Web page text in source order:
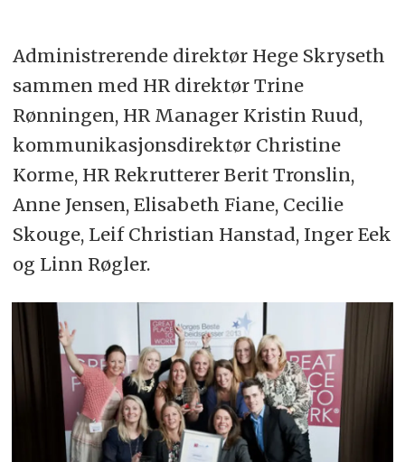
Administrerende direktør Hege Skryseth
sammen med HR direktør Trine
Rønningen, HR Manager Kristin Ruud,
kommunikasjonsdirektør Christine
Korme, HR Rekrutterer Berit Tronslin,
Anne Jensen, Elisabeth Fiane, Cecilie
Skouge, Leif Christian Hanstad, Inger Eek
og Linn Røgler.